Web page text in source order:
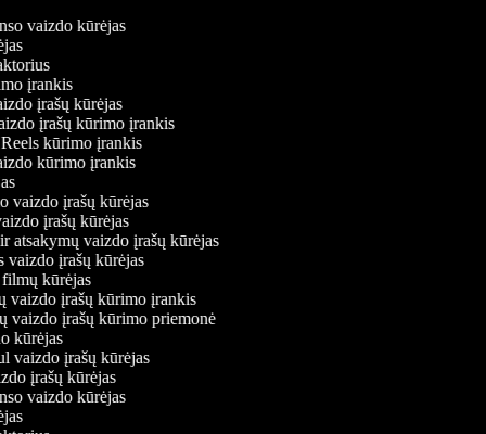
vaizdo kūrėjas
įrankis
įrašų kūrėjas
įrašų kūrimo įrankis
Reels kūrimo įrankis
kūrimo įrankis
vaizdo įrašų kūrėjas
įrašų kūrėjas
atsakymų vaizdo įrašų kūrėjas
vaizdo įrašų kūrėjas
filmų kūrėjas
vaizdo įrašų kūrimo įrankis
vaizdo įrašų kūrimo priemonė
kūrėjas
vaizdo įrašų kūrėjas
įrašų kūrėjas
vaizdo kūrėjas